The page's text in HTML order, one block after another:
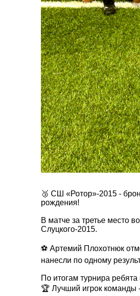
🥉 СШ «Ротор»-2015 -
рождения!
В матче за третье место
Слуцкого-2015.
⚽️ Артемий Плохотнюк
нанесли по одному
По итогам турнира
🏆 Лучший игрок команды